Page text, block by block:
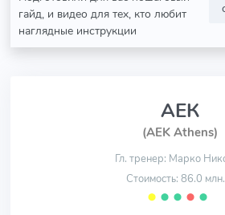
гайд, и видео для тех, кто любит
наглядные инструкции
АЕК
(AEK Athens)
Гл. тренер: Марко
Стоимость: 86.0
⬤ ⬤ ⬤ ⬤ ⬤